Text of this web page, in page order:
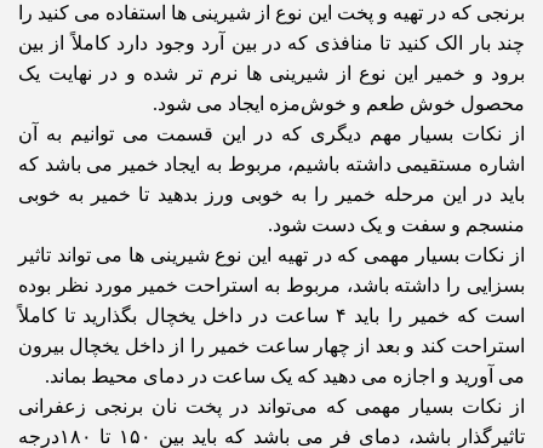
برنجی که در تهیه و پخت این نوع از شیرینی ها استفاده می کنید را
چند بار الک کنید تا منافذی که در بین آرد وجود دارد کاملاً از بین
برود و خمیر این نوع از شیرینی ها نرم تر شده و در نهایت یک
محصول خوش طعم و خوش‌مزه ایجاد می شود.
از نکات بسیار مهم دیگری که در این قسمت می توانیم به آن
اشاره مستقیمی داشته باشیم، مربوط به ایجاد خمیر می باشد که
باید در این مرحله خمیر را به خوبی ورز بدهید تا خمیر به خوبی
منسجم و سفت و یک دست شود.
از نکات بسیار مهمی که در تهیه این نوع شیرینی ها می تواند تاثیر
بسزایی را داشته باشد، مربوط به استراحت خمیر مورد نظر بوده
است که خمیر را باید ۴ ساعت در داخل یخچال بگذارید تا کاملاً
استراحت کند و بعد از چهار ساعت خمیر را از داخل یخچال بیرون
می آورید و اجازه می دهید که یک ساعت در دمای محیط بماند.
از نکات بسیار مهمی که می‌تواند در پخت نان برنجی زعفرانی
تاثیرگذار باشد، دمای فر می باشد که باید بین ۱۵۰ تا ۱۸۰درجه